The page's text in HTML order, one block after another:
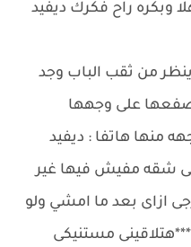
وبكره راح فكرك ديفيد
من ثقب الباب وجد
صفعها على وجهها
منها هاتفا : ديفيد
فى شقه مفيش فيها غير
ازاى بعد ما امشي ولو
مستنيكى